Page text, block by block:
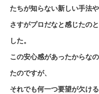
たちが知らない新しい手法
さすがプロだなと感じたの
した。
この安心感があったからな
たのですが、
それでも何一つ要望が欠け